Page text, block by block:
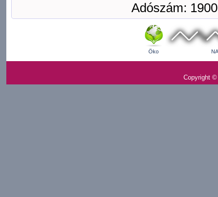
Adószám:
Öko
Copyright